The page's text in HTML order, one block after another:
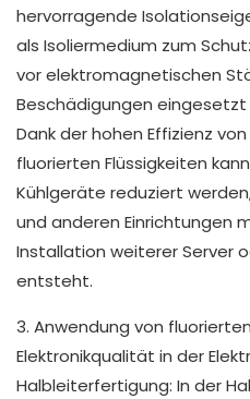
hervorragende
als Isoliermedium zum
vor elektromagnetischen
Beschädigungen eingesetzt
Dank der hohen Effizienz
fluorierten Flüssigkeiten
Kühlgeräte reduziert
und anderen Einrichtungen
Installation weiterer Server
entsteht.
3. Anwendung von
Elektronikqualität in der
Halbleiterfertigung: In der